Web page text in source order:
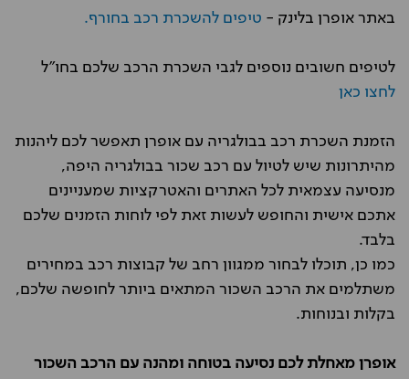
באתר אופרן בלינק - טיפים להשכרת רכב בחורף.
לטיפים חשובים נוספים לגבי השכרת הרכב שלכם בחו"ל
לחצו כאן
הזמנת השכרת רכב בבולגריה עם אופרן תאפשר לכם ליהנות
מהיתרונות שיש לטיול עם רכב שכור בבולגריה היפה,
מנסיעה עצמאית לכל האתרים והאטרקציות שמעניינים
אתכם אישית והחופש לעשות זאת לפי לוחות הזמנים שלכם
בלבד.
כמו כן, תוכלו לבחור ממגוון רחב של קבוצות רכב במחירים
משתלמים את הרכב השכור המתאים ביותר לחופשה שלכם,
בקלות ובנוחות.
אופרן מאחלת לכם נסיעה בטוחה ומהנה עם הרכב השכור